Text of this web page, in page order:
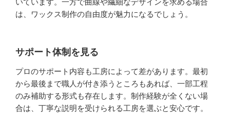
いています。一方で曲線や繊細なデザインを求める場合
は、ワックス制作の自由度が魅力になるでしょう。
サポート体制を見る
プロのサポート内容も工房によって差があります。最初
から最後まで職人が付き添うところもあれば、一部工程
のみ補助する形式も存在します。制作経験が全くない場
合は、丁寧な説明を受けられる工房を選ぶと安心です。